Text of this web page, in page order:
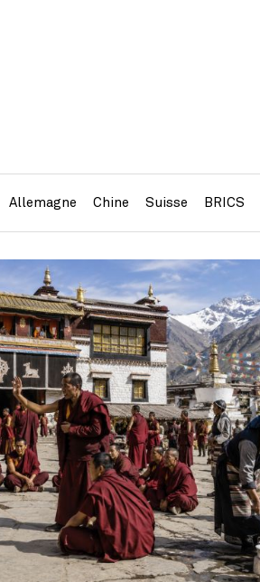
Allemagne Chine Suisse BRICS